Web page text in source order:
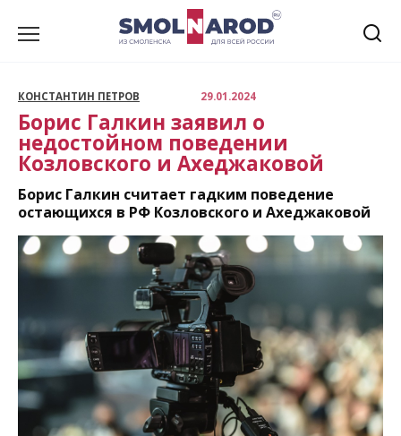
КОНСТАНТИН ПЕТРОВ 29.01.2024
Борис Галкин заявил о
недостойном поведении
Козловского и Ахеджаковой
Борис Галкин считает гадким поведение
остающихся в РФ Козловского и Ахеджаковой